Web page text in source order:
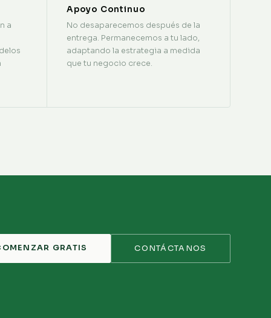
a
Apoyo Continuo
No desaparecemos después de la
entrega. Permanecemos a tu lado,
adaptando la estrategia a medida
que tu negocio crece.
GRATIS CONTÁCTANOS